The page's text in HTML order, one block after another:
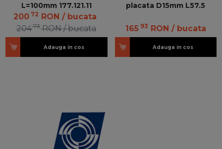
L=100mm 177.121.11
200 72 RON / bucata
20473 RON / bucata
Adauga in cos
placata D15mm L57.5
165 93 RON / bucata
Adauga in cos